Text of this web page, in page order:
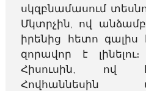
սկզբնամասում
Մկտրչին, ով
իրենից հետո գալիս
զորավոր է
Հիսուսին, ով